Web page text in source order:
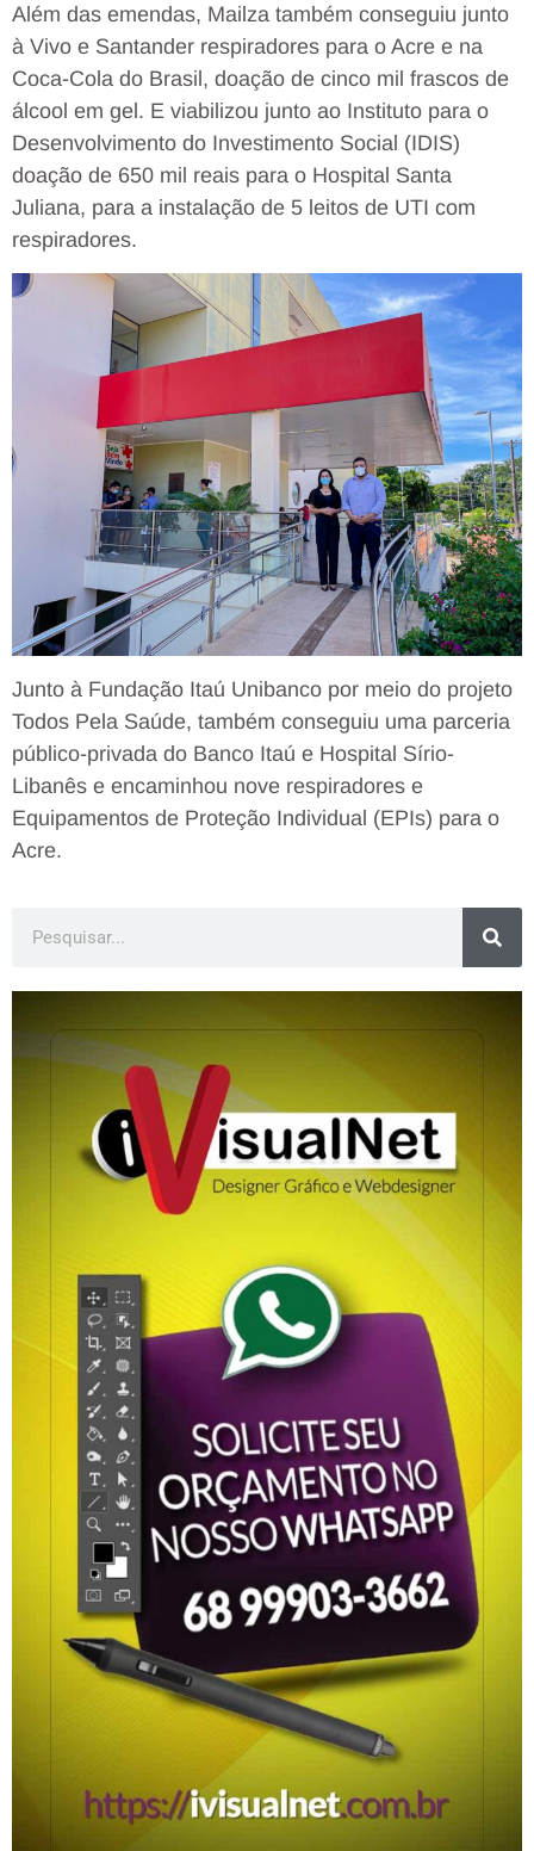
Além das emendas, Mailza também conseguiu junto
à Vivo e Santander respiradores para o Acre e na
Coca-Cola do Brasil, doação de cinco mil frascos de
álcool em gel. E viabilizou junto ao Instituto para o
Desenvolvimento do Investimento Social (IDIS)
doação de 650 mil reais para o Hospital Santa
Juliana, para a instalação de 5 leitos de UTI com
respiradores.
Junto à Fundação Itaú Unibanco por meio do projeto
Todos Pela Saúde, também conseguiu uma parceria
público-privada do Banco Itaú e Hospital Sírio-
Libanês e encaminhou nove respiradores e
Equipamentos de Proteção Individual (EPIs) para o
Acre.